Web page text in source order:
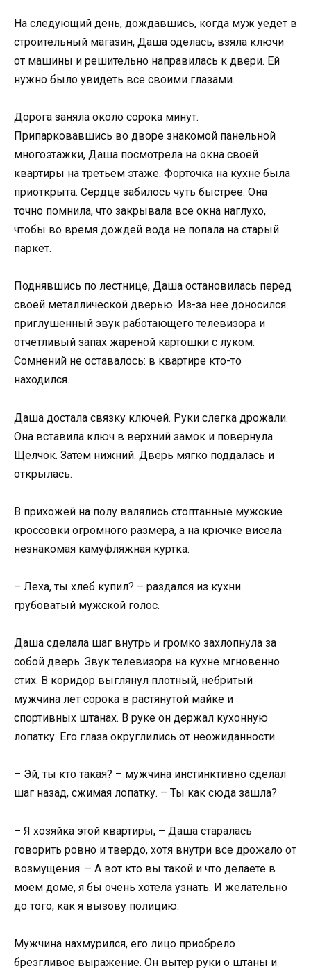
На следующий день, дождавшись, когда муж уедет в
строительный магазин, Даша оделась, взяла ключи
от машины и решительно направилась к двери. Ей
нужно было увидеть все своими глазами.
Дорога заняла около сорока минут.
Припарковавшись во дворе знакомой панельной
многоэтажки, Даша посмотрела на окна своей
квартиры на третьем этаже. Форточка на кухне была
приоткрыта. Сердце забилось чуть быстрее. Она
точно помнила, что закрывала все окна наглухо,
чтобы во время дождей вода не попала на старый
паркет.
Поднявшись по лестнице, Даша остановилась перед
своей металлической дверью. Из-за нее доносился
приглушенный звук работающего телевизора и
отчетливый запах жареной картошки с луком.
Сомнений не оставалось: в квартире кто-то
находился.
Даша достала связку ключей. Руки слегка дрожали.
Она вставила ключ в верхний замок и повернула.
Щелчок. Затем нижний. Дверь мягко поддалась и
открылась.
В прихожей на полу валялись стоптанные мужские
кроссовки огромного размера, а на крючке висела
незнакомая камуфляжная куртка.
– Леха, ты хлеб купил? – раздался из кухни
грубоватый мужской голос.
Даша сделала шаг внутрь и громко захлопнула за
собой дверь. Звук телевизора на кухне мгновенно
стих. В коридор выглянул плотный, небритый
мужчина лет сорока в растянутой майке и
спортивных штанах. В руке он держал кухонную
лопатку. Его глаза округлились от неожиданности.
– Эй, ты кто такая? – мужчина инстинктивно сделал
шаг назад, сжимая лопатку. – Ты как сюда зашла?
– Я хозяйка этой квартиры, – Даша старалась
говорить ровно и твердо, хотя внутри все дрожало от
возмущения. – А вот кто вы такой и что делаете в
моем доме, я бы очень хотела узнать. И желательно
до того, как я вызову полицию.
Мужчина нахмурился, его лицо приобрело
брезгливое выражение. Он вытер руки о штаны и